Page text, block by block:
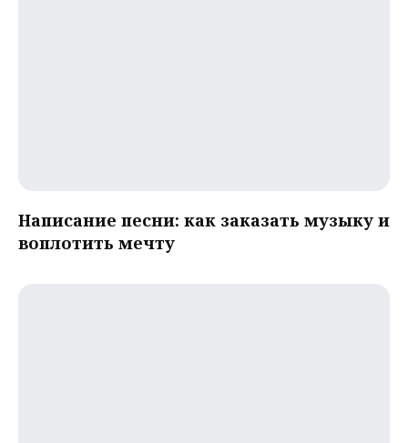
Написание песни: как заказать музыку и
воплотить мечту